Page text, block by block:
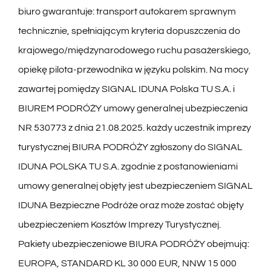
biuro gwarantuje: transport autokarem sprawnym
technicznie, spełniającym kryteria dopuszczenia do
krajowego/międzynarodowego ruchu pasażerskiego,
opiekę pilota-przewodnika w języku polskim. Na mocy
zawartej pomiędzy SIGNAL IDUNA Polska TU S.A. i
BIUREM PODRÓŻY umowy generalnej ubezpieczenia
NR 530773 z dnia 21.08.2025. każdy uczestnik imprezy
turystycznej BIURA PODRÓŻY zgłoszony do SIGNAL
IDUNA POLSKA TU S.A. zgodnie z postanowieniami
umowy generalnej objęty jest ubezpieczeniem SIGNAL
IDUNA Bezpieczne Podróże oraz może zostać objęty
ubezpieczeniem Kosztów Imprezy Turystycznej.
Pakiety ubezpieczeniowe BIURA PODRÓŻY obejmują:
EUROPA, STANDARD KL 30 000 EUR, NNW 15 000